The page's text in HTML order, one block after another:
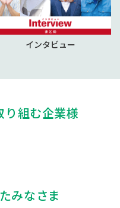
インタビュー
り組む企業様
みなさま